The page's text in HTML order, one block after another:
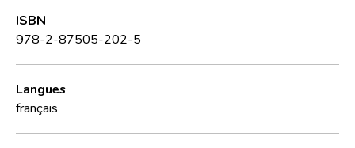
ISBN
978-2-87505-202-5
Langues
français